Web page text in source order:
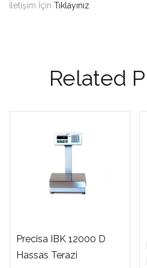
İletişim İçin Tıklayınız
Related
Precisa IBK 12000 D
Hassas Terazi